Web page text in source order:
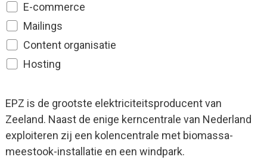
E-commerce
Mailings
Content organisatie
Hosting
EPZ is de grootste elektriciteitsproducent van
Zeeland. Naast de enige kerncentrale van Nederland
exploiteren zij een kolencentrale met biomassa-
meestook-installatie en een windpark.